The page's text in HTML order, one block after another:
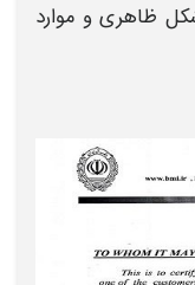
ظاهری و موارد